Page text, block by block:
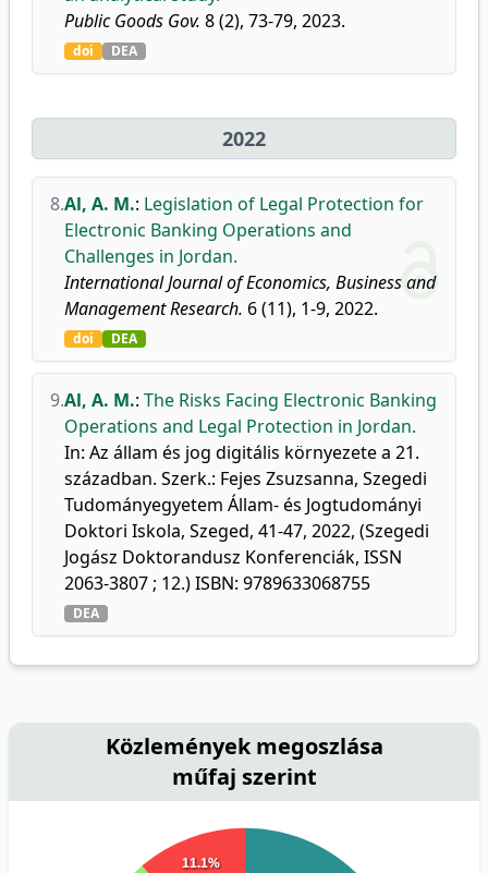
Public Goods Gov. 8 (2), 73-79, 2023.
doi DEA
2022
8.Al, A. M.: Legislation of Legal Protection for
Electronic Banking Operations and
Challenges in Jordan.
International Journal of Economics, Business and
Management Research. 6 (11), 1-9, 2022.
doi DEA
9.Al, A. M.: The Risks Facing Electronic Banking
Operations and Legal Protection in Jordan.
In: Az állam és jog digitális környezete a 21.
században. Szerk.: Fejes Zsuzsanna, Szegedi
Tudományegyetem Állam- és Jogtudományi
Doktori Iskola, Szeged, 41-47, 2022, (Szegedi
Jogász Doktorandusz Konferenciák, ISSN
2063-3807 ; 12.) ISBN: 9789633068755
DEA
Közlemények megoszlása
műfaj szerint
11.1%